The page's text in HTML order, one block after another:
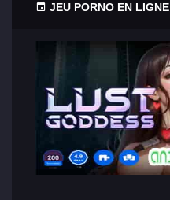
JEU PORNO EN LIGNE